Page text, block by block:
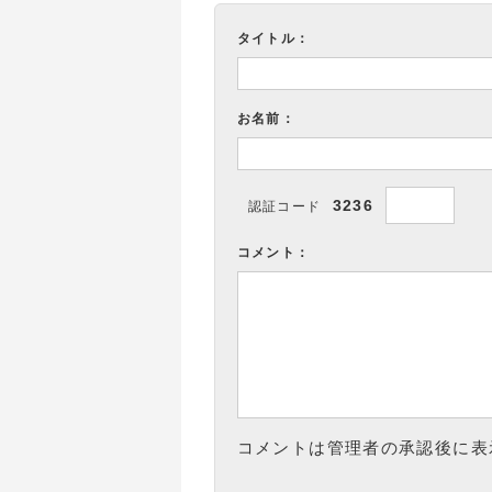
タイトル：
お名前：
認証コード 3236
コメント：
コメントは管理者の承認後に表